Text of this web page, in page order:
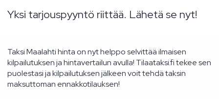
Yksi tarjouspyyntö riittää. Lähetä se nyt!
Taksi Maalahti hinta on nyt helppo selvittää ilmaisen
kilpailutuksen ja hintavertailun avulla! Tilaataksi.fi tekee sen
puolestasi ja kilpailutuksen jälkeen voit tehdä taksin
maksuttoman ennakkotilauksen!